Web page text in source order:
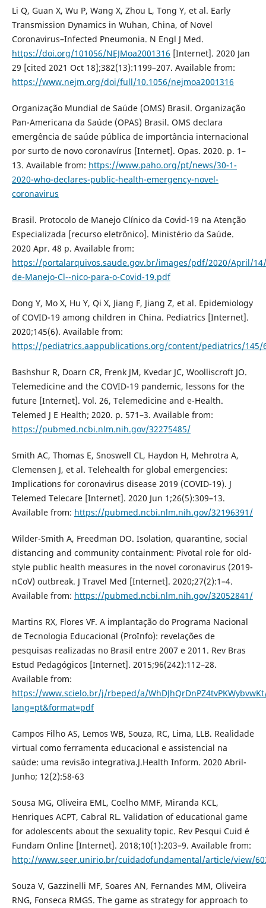
Li Q, Guan X, Wu P, Wang X, Zhou L, Tong Y, et al. Early
Transmission Dynamics in Wuhan, China, of Novel
Coronavirus–Infected Pneumonia. N Engl J Med.
https://doi.org/101056/NEJMoa2001316 [Internet]. 2020 Jan
29 [cited 2021 Oct 18];382(13):1199–207. Available from:
https://www.nejm.org/doi/full/10.1056/nejmoa2001316
Organização Mundial de Saúde (OMS) Brasil. Organização
Pan-Americana da Saúde (OPAS) Brasil. OMS declara
emergência de saúde pública de importância internacional
por surto de novo coronavírus [Internet]. Opas. 2020. p. 1–
13. Available from: https://www.paho.org/pt/news/30-1-
2020-who-declares-public-health-emergency-novel-
coronavirus
Brasil. Protocolo de Manejo Clínico da Covid-19 na Atenção
Especializada [recurso eletrônico]. Ministério da Saúde.
2020 Apr. 48 p. Available from:
https://portalarquivos.saude.gov.br/images/pdf/2020/April/
de-Manejo-Cl--nico-para-o-Covid-19.pdf
Dong Y, Mo X, Hu Y, Qi X, Jiang F, Jiang Z, et al. Epidemiology
of COVID-19 among children in China. Pediatrics [Internet].
2020;145(6). Available from:
https://pediatrics.aappublications.org/content/pediatrics/145/
Bashshur R, Doarn CR, Frenk JM, Kvedar JC, Woolliscroft JO.
Telemedicine and the COVID-19 pandemic, lessons for the
future [Internet]. Vol. 26, Telemedicine and e-Health.
Telemed J E Health; 2020. p. 571–3. Available from:
https://pubmed.ncbi.nlm.nih.gov/32275485/
Smith AC, Thomas E, Snoswell CL, Haydon H, Mehrotra A,
Clemensen J, et al. Telehealth for global emergencies:
Implications for coronavirus disease 2019 (COVID-19). J
Telemed Telecare [Internet]. 2020 Jun 1;26(5):309–13.
Available from: https://pubmed.ncbi.nlm.nih.gov/32196391/
Wilder-Smith A, Freedman DO. Isolation, quarantine, social
distancing and community containment: Pivotal role for old-
style public health measures in the novel coronavirus (2019-
nCoV) outbreak. J Travel Med [Internet]. 2020;27(2):1–4.
Available from: https://pubmed.ncbi.nlm.nih.gov/32052841/
Martins RX, Flores VF. A implantação do Programa Nacional
de Tecnologia Educacional (ProInfo): revelações de
pesquisas realizadas no Brasil entre 2007 e 2011. Rev Bras
Estud Pedagógicos [Internet]. 2015;96(242):112–28.
Available from:
https://www.scielo.br/j/rbeped/a/
lang=pt&format=pdf
Campos Filho AS, Lemos WB, Souza, RC, Lima, LLB. Realidade
virtual como ferramenta educacional e assistencial na
saúde: uma revisão integrativa.J.Health Inform. 2020 Abril-
Junho; 12(2):58-63
Sousa MG, Oliveira EML, Coelho MMF, Miranda KCL,
Henriques ACPT, Cabral RL. Validation of educational game
for adolescents about the sexuality topic. Rev Pesqui Cuid é
Fundam Online [Internet]. 2018;10(1):203–9. Available from:
http://www.seer.unirio.br/cuidadofundamental/article/view/
Souza V, Gazzinelli MF, Soares AN, Fernandes MM, Oliveira
RNG, Fonseca RMGS. The game as strategy for approach to